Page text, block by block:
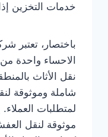
خدمات التخزين
باختصار، تعتبر
الاحساء واحدة
نقل الأثاث
شاملة وموثوقة
لمتطلبات
موثوقة لنقل